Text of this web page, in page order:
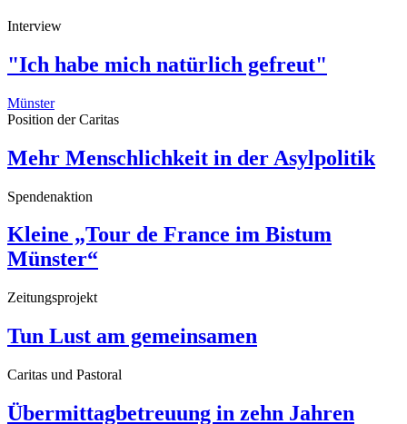
Interview
"Ich habe mich natürlich gefreut"
Münster
Position der Caritas
Mehr Menschlichkeit in der Asylpolitik
Spendenaktion
Kleine „Tour de France im Bistum
Münster“
Zeitungsprojekt
Tun Lust am gemeinsamen
Caritas und Pastoral
Übermittagbetreuung in zehn Jahren